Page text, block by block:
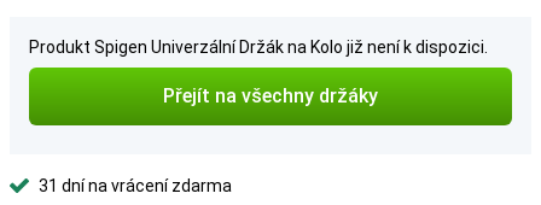
Produkt Spigen Univerzální Držák na Kolo již není k dispozici.
Přejít na všechny držáky
31 dní na vrácení zdarma